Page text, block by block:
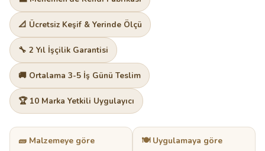
📐 Ücretsiz Keşif & Yerinde Ölçü
🔧 2 Yıl İşçilik Garantisi
🚚 Ortalama 3-5 İş Günü Teslim
🏆 10 Marka Yetkili Uygulayıcı
🧱 Malzemeye göre
🍽️ Uygulamaya göre